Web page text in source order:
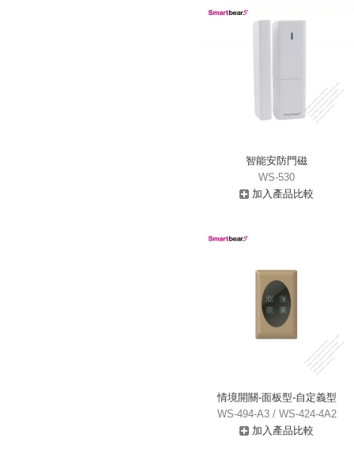
智能安防門磁
WS-530
加入產品比較
情境開關-面板型-自定義型
WS-494-A3 / WS-424-4A2
加入產品比較